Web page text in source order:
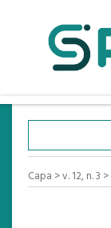
CAPA
SOBRE
Capa >v. 12, n. 3 >